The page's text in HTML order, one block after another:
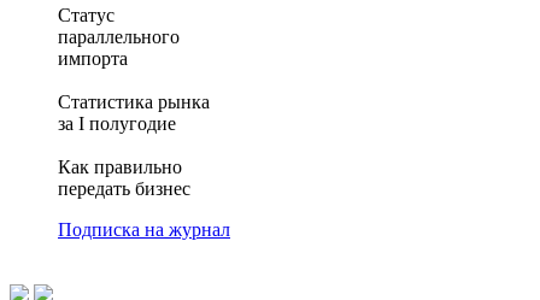
Статус
параллельного
импорта
Статистика рынка
за I полугодие
Как правильно
передать бизнес
Подписка на журнал